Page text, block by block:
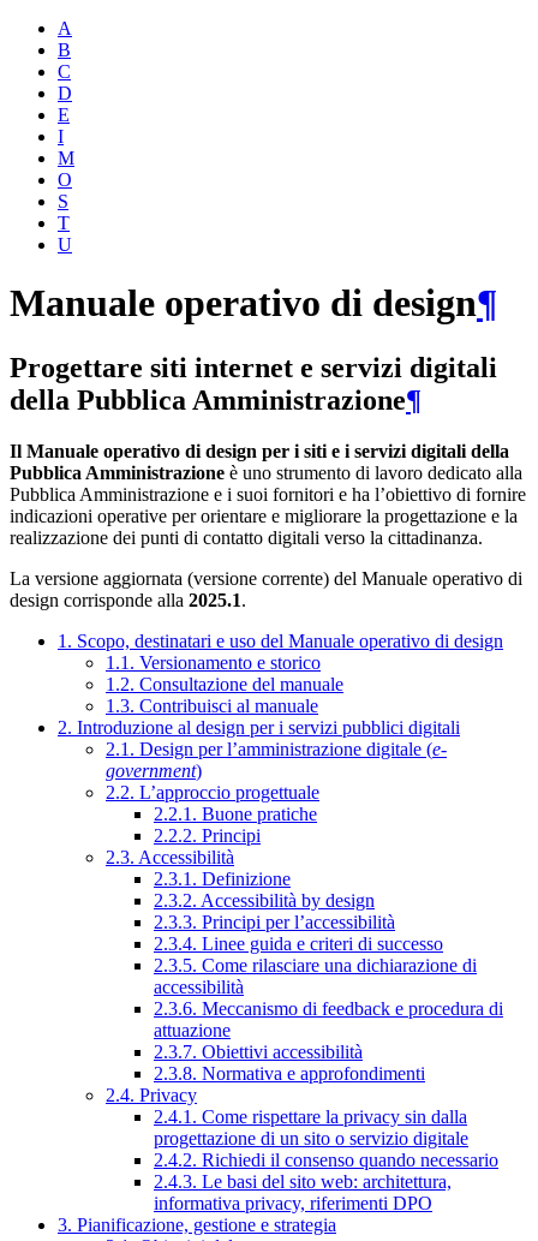
A
B
C
D
E
I
M
O
S
T
U
Manuale operativo di design¶
Progettare siti internet e servizi digitali
della Pubblica Amministrazione¶
Il Manuale operativo di design per i siti e i servizi digitali della
Pubblica Amministrazione è uno strumento di lavoro dedicato alla
Pubblica Amministrazione e i suoi fornitori e ha l’obiettivo di fornire
indicazioni operative per orientare e migliorare la progettazione e la
realizzazione dei punti di contatto digitali verso la cittadinanza.
La versione aggiornata (versione corrente) del Manuale operativo di
design corrisponde alla 2025.1.
1. Scopo, destinatari e uso del Manuale operativo di design
1.1. Versionamento e storico
1.2. Consultazione del manuale
1.3. Contribuisci al manuale
2. Introduzione al design per i servizi pubblici digitali
2.1. Design per l’amministrazione digitale (e-
government)
2.2. L’approccio progettuale
2.2.1. Buone pratiche
2.2.2. Principi
2.3. Accessibilità
2.3.1. Definizione
2.3.2. Accessibilità by design
2.3.3. Principi per l’accessibilità
2.3.4. Linee guida e criteri di successo
2.3.5. Come rilasciare una dichiarazione di
accessibilità
2.3.6. Meccanismo di feedback e procedura di
attuazione
2.3.7. Obiettivi accessibilità
2.3.8. Normativa e approfondimenti
2.4. Privacy
2.4.1. Come rispettare la privacy sin dalla
progettazione di un sito o servizio digitale
2.4.2. Richiedi il consenso quando necessario
2.4.3. Le basi del sito web: architettura,
informativa privacy, riferimenti DPO
3. Pianificazione, gestione e strategia